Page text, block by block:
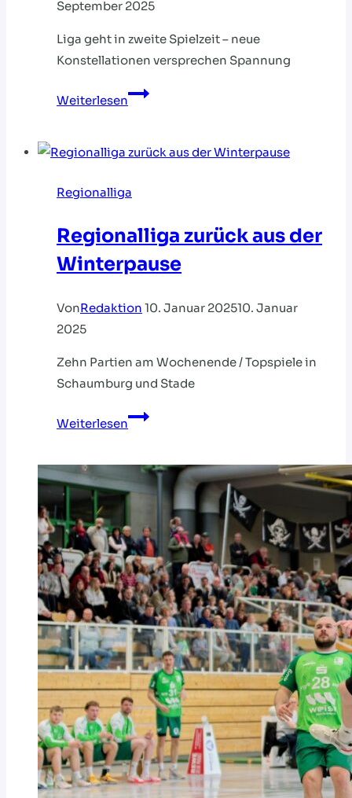
September 2025
Liga geht in zweite Spielzeit – neue
Konstellationen versprechen Spannung
Weiterlesen
Die
zurück
der
Regionalliga
Regionalliga zurück aus der
Winterpause
VonRedaktion 10. Januar 202510. Januar
2025
Zehn Partien am Wochenende / Topspiele in
Schaumburg und Stade
Weiterlesen
Regionalliga
der
Winterpause